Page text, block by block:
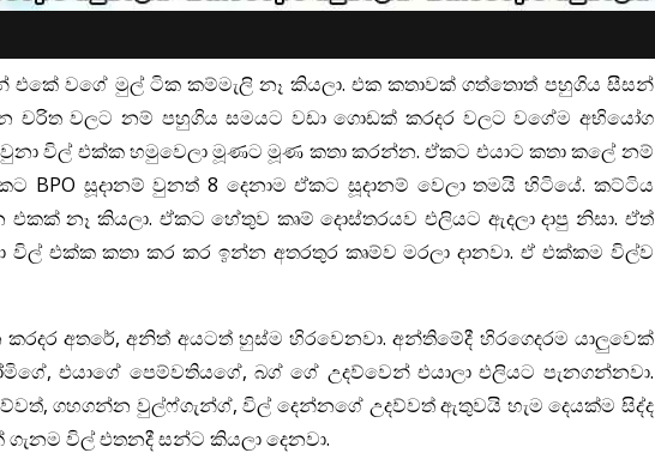
එකේ වගේ මුල් ටික කම්මැලි නෑ කියලා. එක කතාවක් ගත්තොත් පහුගිය සීසන්
චරිත වලට නම් පහුගිය සමයට වඩා ගොඩක් කරදර වලට වගේම අභියෝග
විල් එක්ක හමුවෙලා මූණට මූණ කතා කරන්න. ඒකට එයාට කතා කලේ නම්
සූදානම් වුනත් 8 දෙනාම ඒකට සූදානම් වෙලා තමයි හිටියේ. කට්ටිය
නෑ කියලා. ඒකට හේතුව කෘම් දොස්තරයව එලියට ඇදලා දාපු නිසා. ඒත්
එක්ක කතා කර කර ඉන්න අතරතුර කෘම්ව මරලා දානවා. ඒ එක්කම විල්ව
අතරේ, අනිත් අයටත් හුස්ම හිරවෙනවා. අන්තිමේදී හිරගෙදරම යාලුවෙක්
එයාගේ පෙම්වතියගේ, බග් ගේ උදව්වෙන් එයාලා එලියට පැනගන්නවා.
ගහගන්න වුල්ෆ්ගැන්ග්, විල් දෙන්නගේ උදව්වත් ඇතුවයි හැම දෙයක්ම සිද්ද
විල් එතනදී සන්ට කියලා දෙනවා.